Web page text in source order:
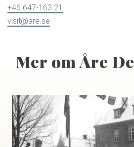
+46 647-163 21
visit@are.se
Mer om Åre